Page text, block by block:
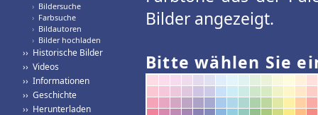
› Bildersuche
› Farbsuche
› Bildautoren
› Bilder hochladen
›› Historische Bilder
›› Videos
›› Informationen
›› Geschichte
›› Herunterladen
Bilder angezeigt.
Bitte wählen Sie